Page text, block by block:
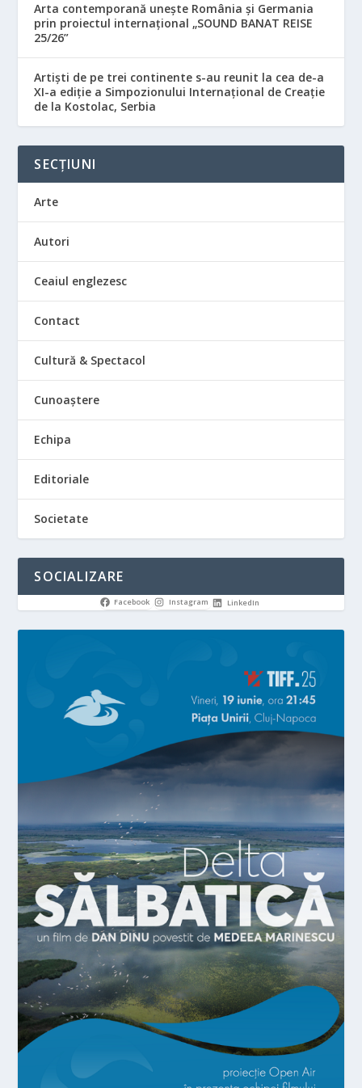
Arta contemporană unește România și Germania
prin proiectul internațional „SOUND BANAT REISE
25/26”
Artiști de pe trei continente s-au reunit la cea de-a
XI-a ediție a Simpozionului Internațional de Creație
de la Kostolac, Serbia
SECȚIUNI
Arte
Autori
Ceaiul englezesc
Contact
Cultură & Spectacol
Cunoaștere
Echipa
Editoriale
Societate
SOCIALIZARE
Facebook Instagram LinkedIn